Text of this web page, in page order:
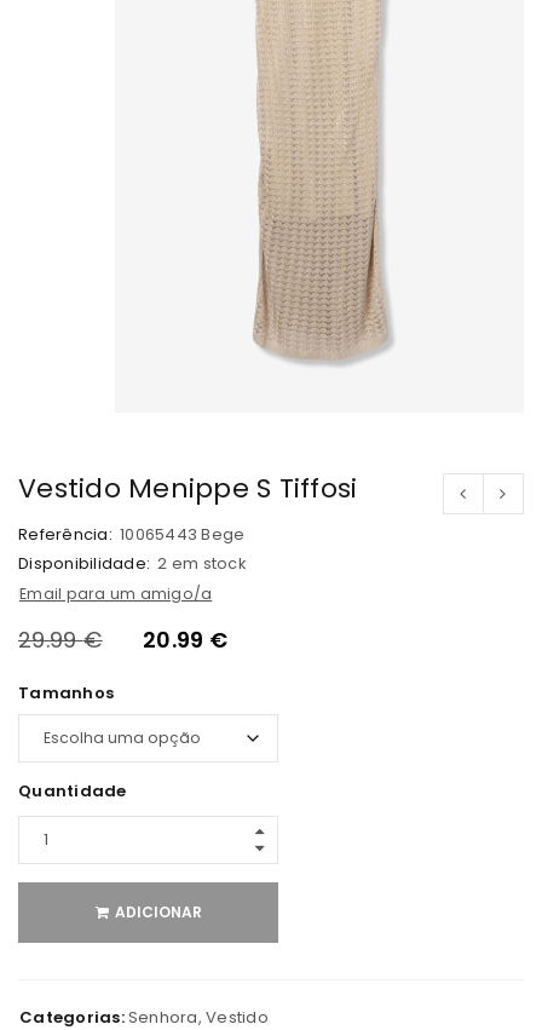
Vestido Menippe S Tiffosi
Referência: 10065443 Bege
Disponibilidade: 2 em stock
Email para um amigo/a
29.99€ 20.99 €
Tamanhos
Quantidade
ADICIONAR
Categorias:Senhora, Vestido